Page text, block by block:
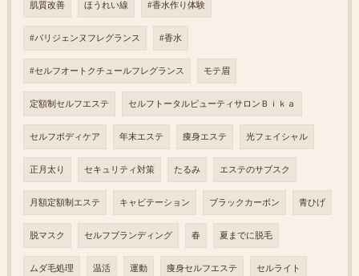
肌質改善 ほうれい線 #香水作り体験
#パリジェンヌフレグランス #香水
#セルフオートクチュールフレグランス モテ眉
定額制セルフエステ セルフトータルビューティサロンＢｉｋａ
セルフボディケア 年末エステ 痩身エステ 光フェイシャル
正月太り セキュリティ対策 たるみ エステのサブスク
月額定額制エステ キャビテーション ブラックカーボン 青ひげ
脱マスク セルフブランディング 春 夏までに脱毛
ムダ毛処理 温活 運動 痩身セルフエステ セルライト